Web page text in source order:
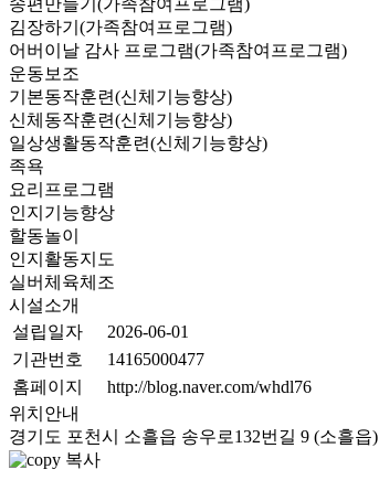
송편만들기(가족참여프로그램)
김장하기(가족참여프로그램)
어버이날 감사 프로그램(가족참여프로그램)
운동보조
기본동작훈련(신체기능향상)
신체동작훈련(신체기능향상)
일상생활동작훈련(신체기능향상)
족욕
요리프로그램
인지기능향상
할동놀이
인지활동지도
실버체육체조
시설소개
설립일자
2026-06-01
기관번호
14165000477
홈페이지
http://blog.naver.com/whdl76
위치안내
경기도 포천시 소흘읍 송우로132번길 9 (소흘읍)
복사